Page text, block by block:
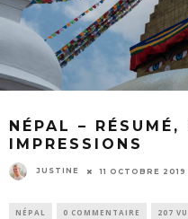
NÉPAL – RÉSUMÉ,
IMPRESSIONS
JUSTINE 11 OCTOBRE 2019
NÉPAL 0 COMMENTAIRE 207